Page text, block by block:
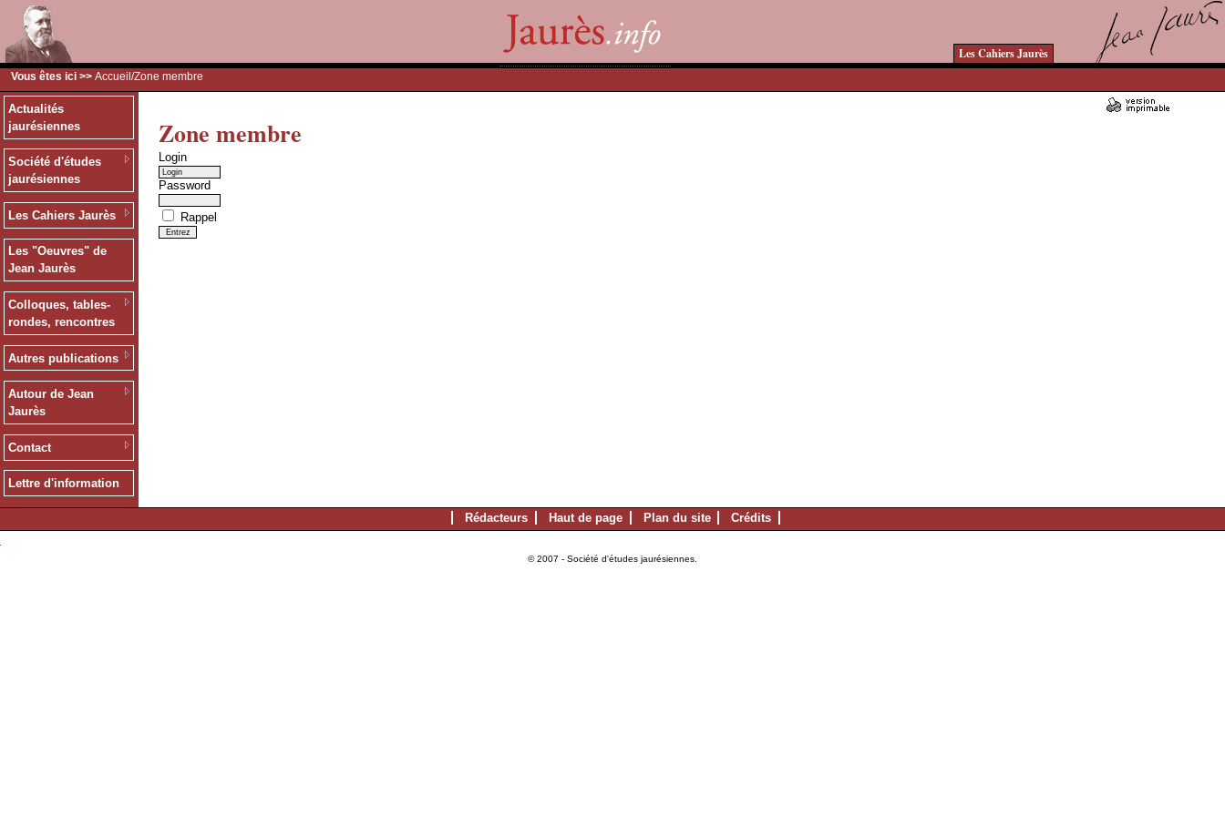
Les Cahiers Jaurès
Vous êtes ici >> Accueil /Zone membre
Actualités
jaurésiennes
Société d'études
jaurésiennes
Les Cahiers Jaurès
Les "Oeuvres" de
Jean Jaurès
Colloques, tables-
rondes, rencontres
Autres publications
Autour de Jean
Jaurès
Contact
Lettre d'information
Zone membre
Login
Password
Rappel
Rédacteurs Haut de page Plan du site Crédits
© 2007 - Société d'études jaurésiennes.